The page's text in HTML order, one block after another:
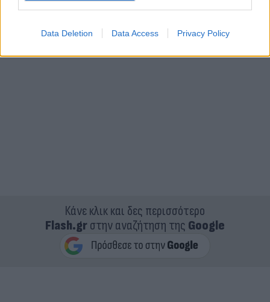
Data Deletion Data Access Privacy Policy
Κάνε κλικ και δες περισσότερο
Flash.grστην αναζήτηση της Google